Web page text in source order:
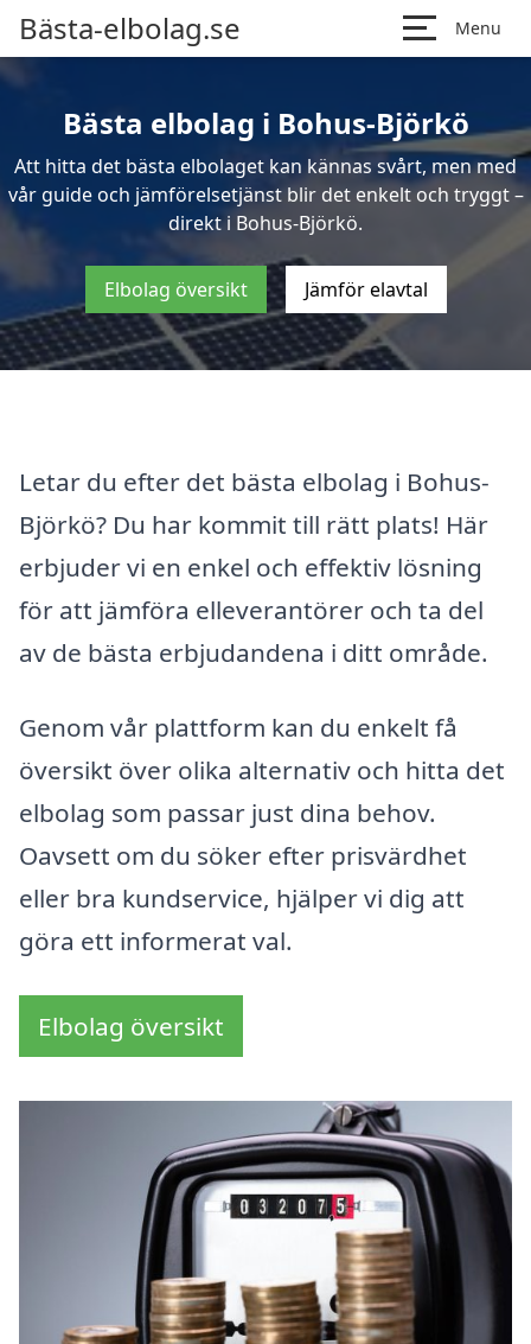
Bästa-elbolag.se Menu
Bästa elbolag i Bohus-Björkö
Att hitta det bästa elbolaget kan kännas svårt, men med
vår guide och jämförelsetjänst blir det enkelt och tryggt –
direkt i Bohus-Björkö.
Elbolag översikt Jämför elavtal
Letar du efter det bästa elbolag i Bohus-
Björkö? Du har kommit till rätt plats! Här
erbjuder vi en enkel och effektiv lösning
för att jämföra elleverantörer och ta del
av de bästa erbjudandena i ditt område.
Genom vår plattform kan du enkelt få
översikt över olika alternativ och hitta det
elbolag som passar just dina behov.
Oavsett om du söker efter prisvärdhet
eller bra kundservice, hjälper vi dig att
göra ett informerat val.
Elbolag översikt